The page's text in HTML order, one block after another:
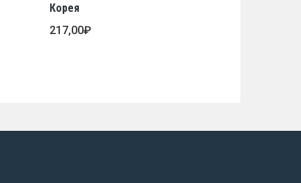
Корея
217,00₽